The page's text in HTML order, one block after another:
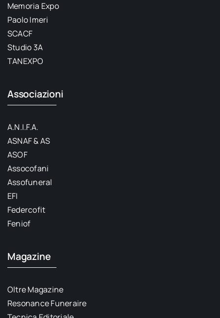
Memoria Expo
Paolo Imeri
SCACF
Studio 3A
TANEXPO
Associazioni
A.N.I.F.A.
ASNAF & AS
ASOF
Assocofani
Assofuneral
EFI
Federcofit
Feniof
Magazine
Oltre Magazine
Resonance Funeraire